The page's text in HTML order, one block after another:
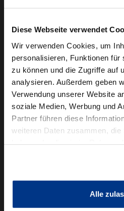
Diese Webseite verwendet
Wir verwenden Cookies, um
personalisieren, Funktionen für
zu können und die Zugriffe auf
analysieren. Außerdem geben
Verwendung unserer Website
soziale Medien, Werbung und
Partner führen diese
weiteren Daten zusammen, die
Alle
Folgen Sie uns auf
Die Marken der